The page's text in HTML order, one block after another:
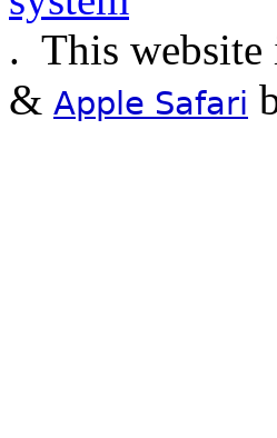
. This
& Apple Safari